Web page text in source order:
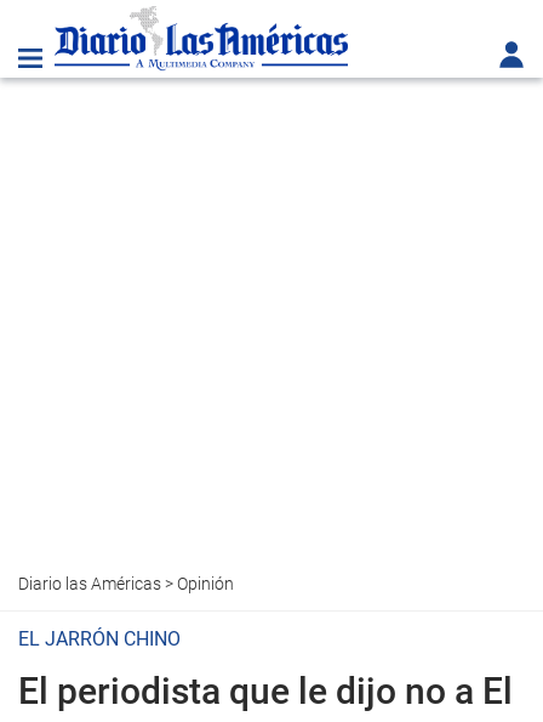
Diario las Américas>Opinión
EL JARRÓN CHINO
El periodista que le dijo no a El